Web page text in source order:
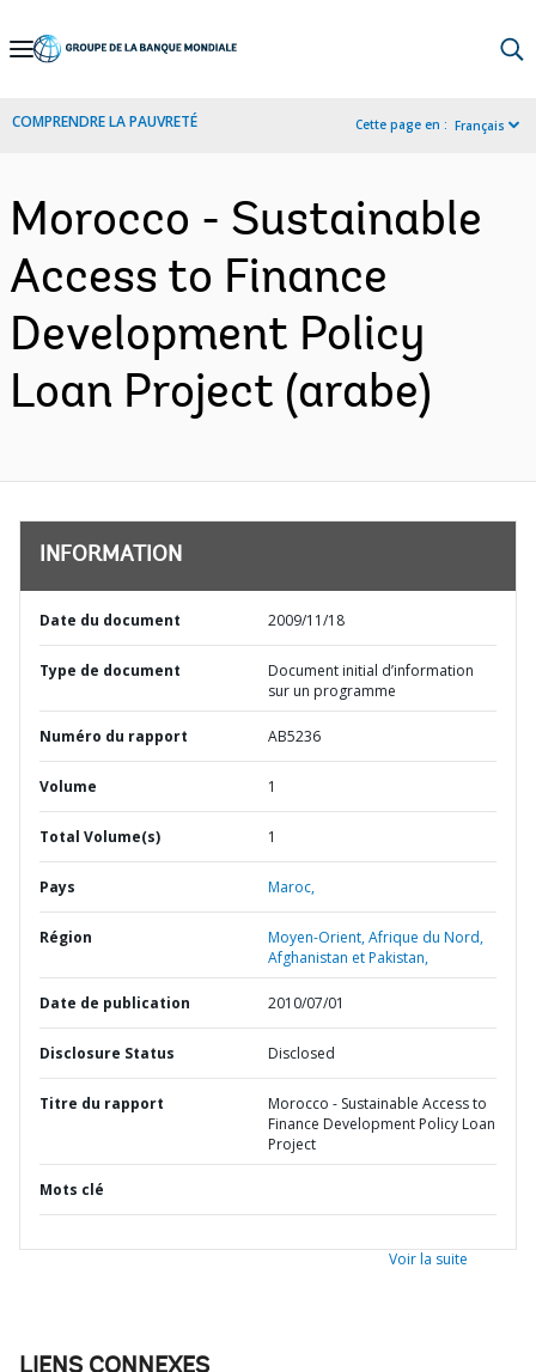
Skip
Navigation
COMPRENDRE LA PAUVRETÉ Cette page en : Français
Morocco - Sustainable
Access to Finance
Development Policy
Loan Project (arabe)
INFORMATION
Date du document 2009/11/18
Type de document
Document initial d’information
sur un programme
Numéro du rapport AB5236
Volume 1
Total Volume(s) 1
Pays Maroc,
Région
Moyen-Orient, Afrique du Nord,
Afghanistan et Pakistan,
Date de publication 2010/07/01
Disclosure Status Disclosed
Titre du rapport
Morocco - Sustainable Access to
Finance Development Policy Loan
Project
Mots clé
Voir la suite
LIENS CONNEXES